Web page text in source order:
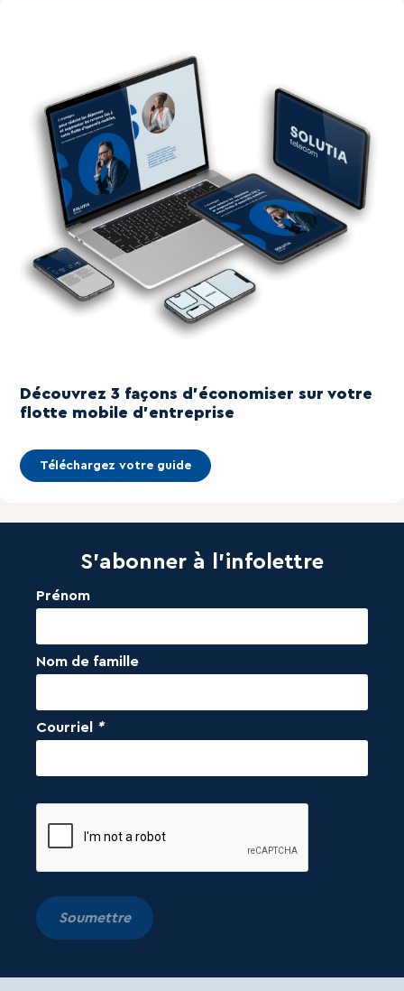
Découvrez 3 façons d'économiser sur votre
flotte mobile d'entreprise
Téléchargez votre guide
S'abonner à l'infolettre
Prénom
Nom de famille
Courriel *
Soumettre